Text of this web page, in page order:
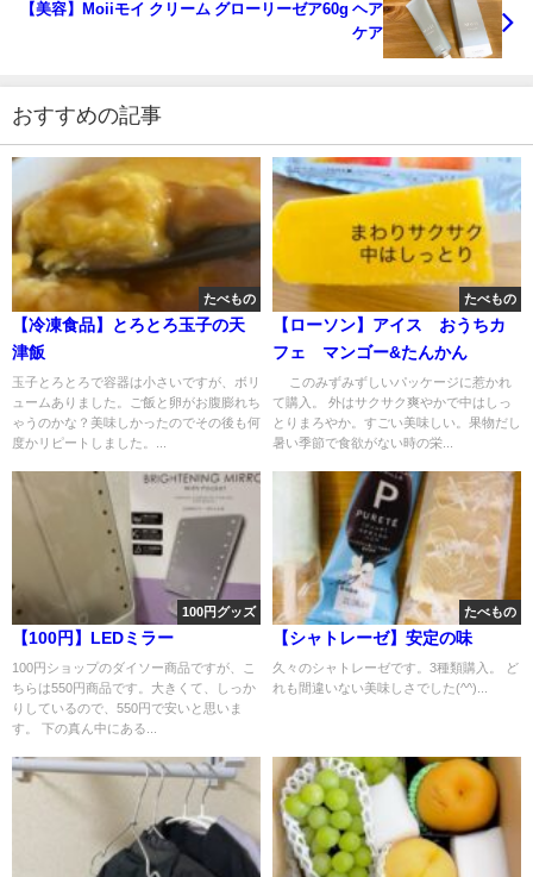
【美容】Moiiモイ クリーム グローリーゼア60g ヘア
ケア
おすすめの記事
たべもの
【冷凍食品】とろとろ玉子の天
津飯
玉子とろとろで容器は小さいですが、ボリ
ュームありました。ご飯と卵がお腹膨れち
ゃうのかな？美味しかったのでその後も何
度かリピートしました。...
たべもの
【ローソン】アイス おうちカ
フェ マンゴー&たんかん
このみずみずしいパッケージに惹かれ
て購入。 外はサクサク爽やかで中はしっ
とりまろやか。すごい美味しい。果物だし
暑い季節で食欲がない時の栄...
100円グッズ
【100円】LEDミラー
100円ショップのダイソー商品ですが、こ
ちらは550円商品です。大きくて、しっか
りしているので、550円で安いと思いま
す。 下の真ん中にある...
たべもの
【シャトレーゼ】安定の味
久々のシャトレーゼです。3種類購入。 ど
れも間違いない美味しさでした(^^)...